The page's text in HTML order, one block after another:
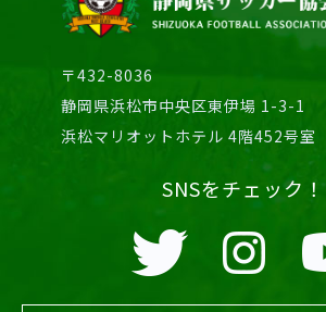
〒432-8036
静岡県浜松市中央区東伊場 1-3-1
浜松マリオットホテル 4階452号室
SNSをチェック！